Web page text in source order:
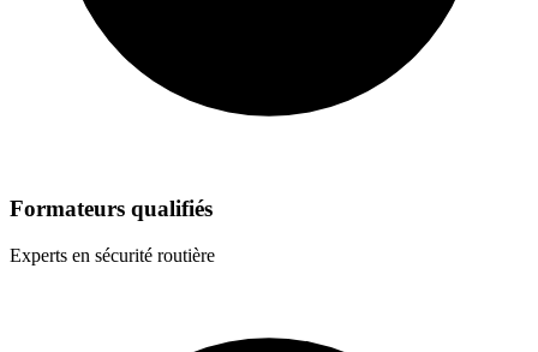
Formateurs qualifiés
Experts en sécurité routière